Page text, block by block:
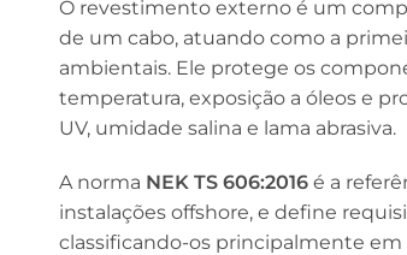
O revestimento externo é um
de um cabo, atuando como a
ambientais. Ele protege os
temperatura, exposição a óleos e
UV, umidade salina e lama abrasiva.
A norma NEK TS 606:2016é a
instalações offshore, e define
classificando-os principalmente em